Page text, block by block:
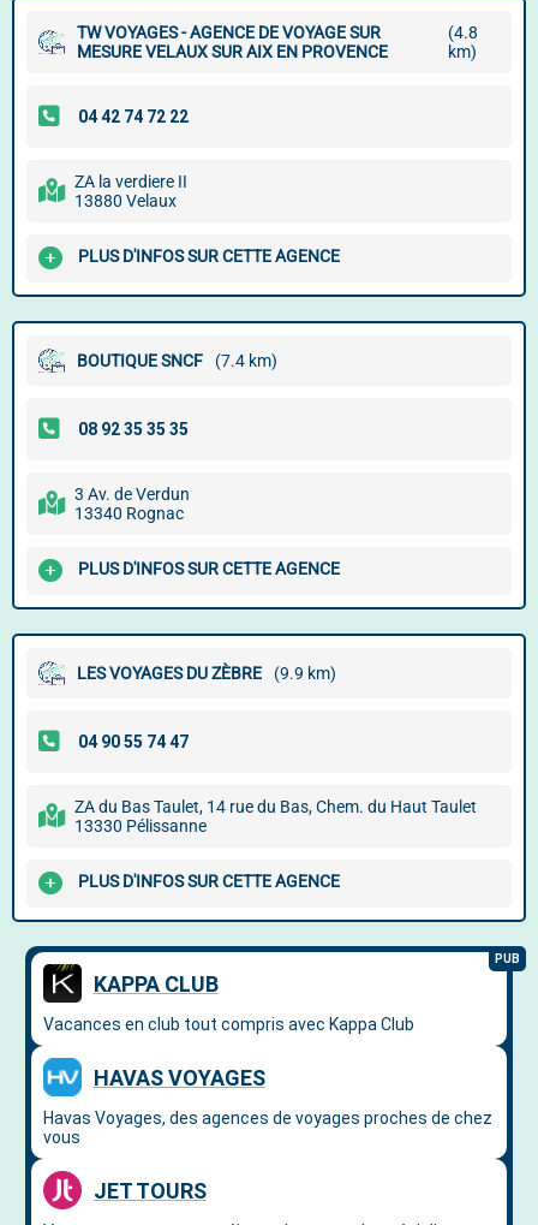
TW VOYAGES - AGENCE DE VOYAGE SUR
MESURE VELAUX SUR AIX EN PROVENCE
(4.8
km)
ZA la verdiere II
13880 Velaux
PLUS D'INFOS SUR CETTE AGENCE
BOUTIQUE SNCF (7.4 km)
3 Av. de Verdun
13340 Rognac
PLUS D'INFOS SUR CETTE AGENCE
LES VOYAGES DU ZÈBRE (9.9 km)
ZA du Bas Taulet, 14 rue du Bas, Chem. du Haut Taulet
13330 Pélissanne
PLUS D'INFOS SUR CETTE AGENCE